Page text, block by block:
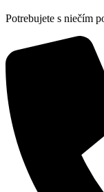
Potrebujete s niečím